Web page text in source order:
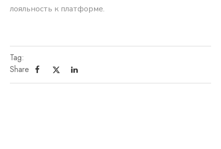
лояльность к платформе.
Tag:
Share